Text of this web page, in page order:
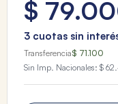
$ 79.
3 cuotas sin
Transferencia$ 71.100
Sin Imp. Nacionales: $